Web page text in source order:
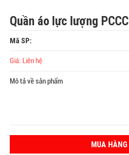
Quần áo lực lượng PCCC
Mã SP:
Giá: Liên hệ
Mô tả về sản phẩm
MUA HÀNG